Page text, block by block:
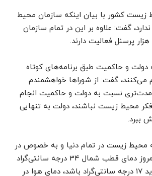
کشور با بیان اینکه سازمان محیط
گفت: علاوه بر این در تمام سازمان
دولت و حاکمیت طبق برنامه‌های کوتاه
می‌کنند، گفت: از شوراها خواهشمندم
مدت‌تری نسبت به دولت و حاکمیت انجام
محیط زیست نباشند، دولت به تنهایی
ببرد.
محیط زیست در تمام دنیا و به خصوص در
ایران بحرانی است، امروز دمای قطب شمال 34 درجه سانتی‌گراد
است، در حالی که باید 17 درجه سانتی‌گراد باشد، دمای هوا در